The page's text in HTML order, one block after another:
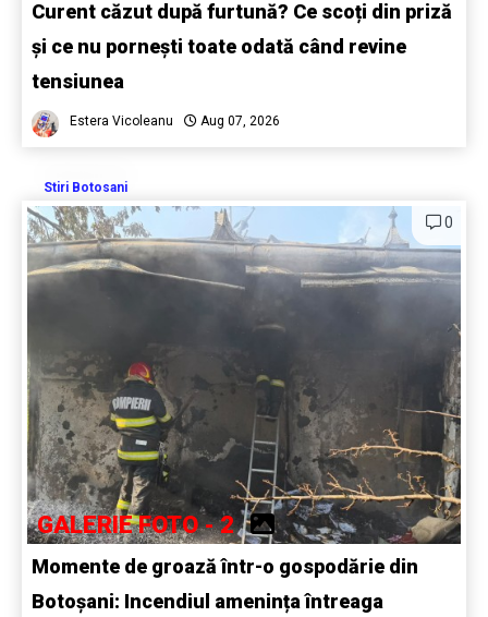
Curent căzut după furtună? Ce scoți din priză
și ce nu pornești toate odată când revine
tensiunea
Estera Vicoleanu Aug 07, 2026
Stiri Botosani
0
GALERIE FOTO - 2
Momente de groază într-o gospodărie din
Botoșani: Incendiul amenința întreaga